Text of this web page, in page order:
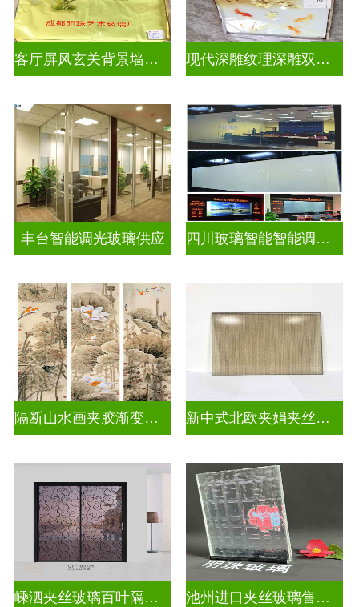
客厅屏风玄关背景墙深雕浮雕玻璃 现代深雕纹理深雕双面效果
丰台智能调光玻璃供应 四川玻璃智能智能调光玻璃电控玻璃一般多少钱
隔断山水画夹胶渐变玻璃 新中式北欧夹娟夹丝玻璃
嵊泗夹丝玻璃百叶隔断拆装 池州进口夹丝玻璃售价多少